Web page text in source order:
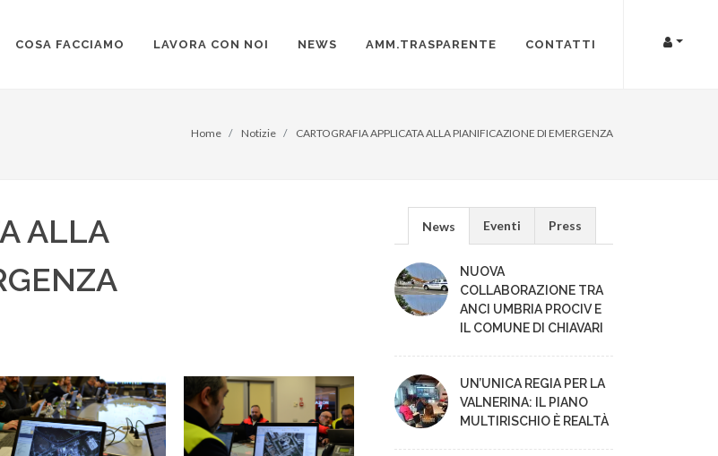
COSA FACCIAMO LAVORA CON NOI NEWS AMM.TRASPARENTE CONTATTI
Home Notizie CARTOGRAFIA APPLICATA ALLA PIANIFICAZIONE DI EMERGENZA
ALLA
News Eventi Press
NUOVA
COLLABORAZIONE TRA
ANCI UMBRIA PROCIV E
IL COMUNE DI CHIAVARI
UN’UNICA REGIA PER LA
VALNERINA: IL PIANO
MULTIRISCHIO È REALTÀ